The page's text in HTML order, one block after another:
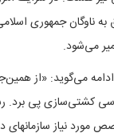
ناوگان جمهوری
می‌شود.
می‌گوید: «از
کشتی‌سازی پی برد.
مورد نیاز سازمانهای